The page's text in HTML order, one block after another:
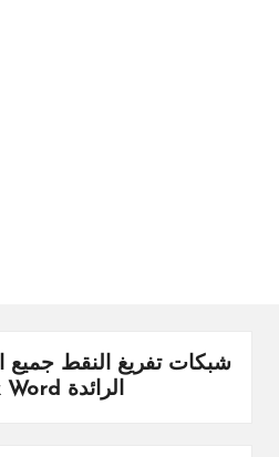
شبكات تفريغ النقط جميع
الرائدة PDF & Word